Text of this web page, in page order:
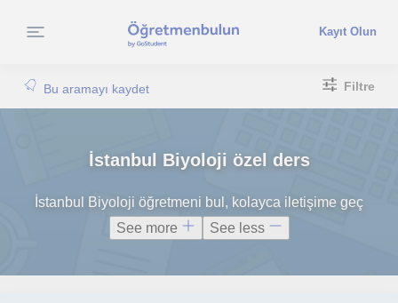
Kayıt Olun
Bu aramayı kaydet Filtre
İstanbul Biyoloji özel ders
İstanbul Biyoloji öğretmeni bul, kolayca iletişime geç
See more
See less